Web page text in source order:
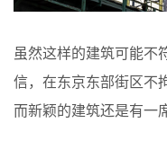
虽然这样的建筑可能不
信，在东京东部街区不
而新颖的建筑还是有一